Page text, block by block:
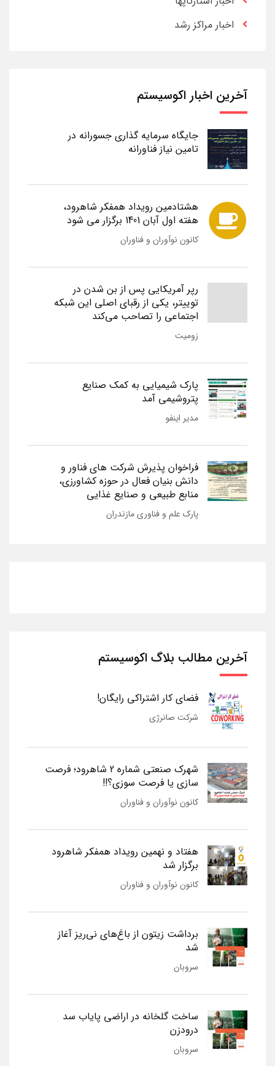
اخبار مراکز رشد
آخرین اخبار اکوسیستم
جایگاه سرمایه گذاری جسورانه در
تامین نیاز فناورانه
هشتادمین رویداد همفکر شاهرود،
هفته اول آبان 1401 برگزار می شود
کانون نوآوران و فناوران
رپر آمریکایی پس از بن شدن در
توییتر، یکی از رقبای اصلی این شبکه
اجتماعی را تصاحب می‌کند
زومیت
پارک شیمیایی به کمک صنایع
پتروشیمی آمد
مدیر اینفو
فراخوان پذیرش شرکت های فناور و
دانش بنیان فعال در حوزه کشاورزی،
منابع طبیعی و صنایع غذایی
پارک علم و فناوری مازندران
آخرین مطالب بلاگ اکوسیستم
فضای کار اشتراکی رایگان!
شرکت صانرژی
شهرک صنعتی شماره 2 شاهرود؛ فرصت
سازی یا فرصت سوزی؟!!
کانون نوآوران و فناوران
هفتاد و نهمین رویداد همفکر شاهرود
برگزار شد
کانون نوآوران و فناوران
برداشت زیتون از باغ‌های نی‌ریز آغاز
شد
سروبان
ساخت گلخانه در اراضی پایاب سد
درودزن
سروبان